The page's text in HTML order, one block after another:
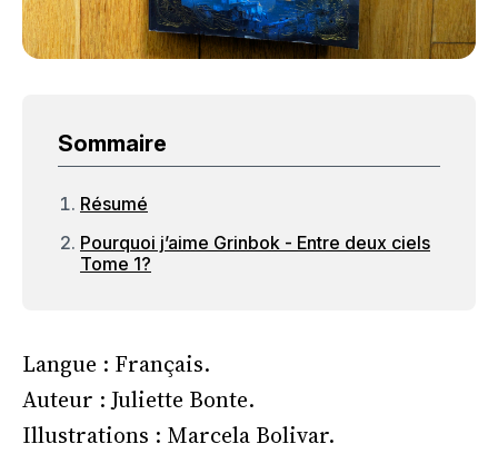
Sommaire
Résumé
Pourquoi j’aime Grinbok - Entre deux ciels
Tome 1?
Langue : Français.
Auteur : Juliette Bonte.
Illustrations : Marcela Bolivar.